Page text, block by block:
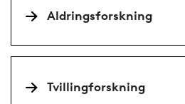
Aldringsforskning
Tvillingforskning